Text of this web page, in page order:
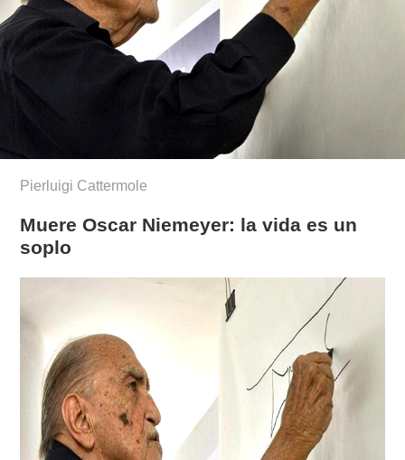
Pierluigi Cattermole
Muere Oscar Niemeyer: la vida es un
soplo